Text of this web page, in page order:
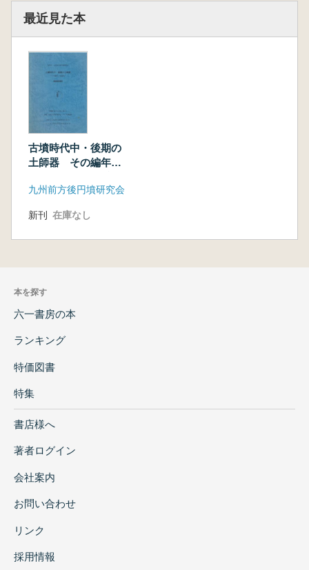
最近見た本
古墳時代中・後期の
土師器 その編年と
料
九州前方後円墳研究会
新刊 在庫なし
本を探す
六一書房の本
ランキング
特価図書
特集
書店様へ
著者ログイン
会社案内
お問い合わせ
リンク
採用情報